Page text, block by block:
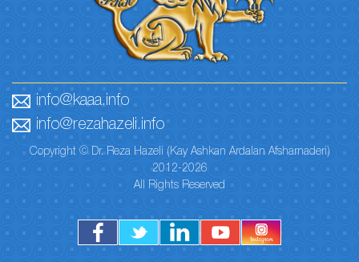
info@kaaa.info
info@rezahazeli.info
Copyright © Dr. Reza Hazeli (Kay Ashkan Ardalan Afsharnaderi)
2012-2026
All Rights Reserved